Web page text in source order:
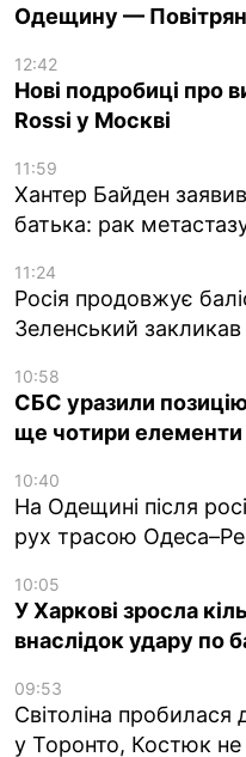
Одещину —
12:42
Нові подробиці про
Rossi у Москві
11:59
Хантер Байден
батька: рак
11:24
Росія продовжує
Зеленський
10:58
СБС уразили
ще чотири
10:40
На Одещині після
рух трасою
10:05
У Харкові зросла
внаслідок удару по
09:53
Світоліна пробилася
у Торонто, Костюк